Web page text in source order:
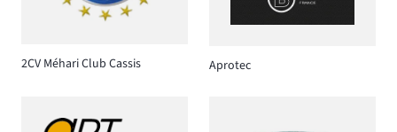
2CV Méhari Club Cassis Aprotec